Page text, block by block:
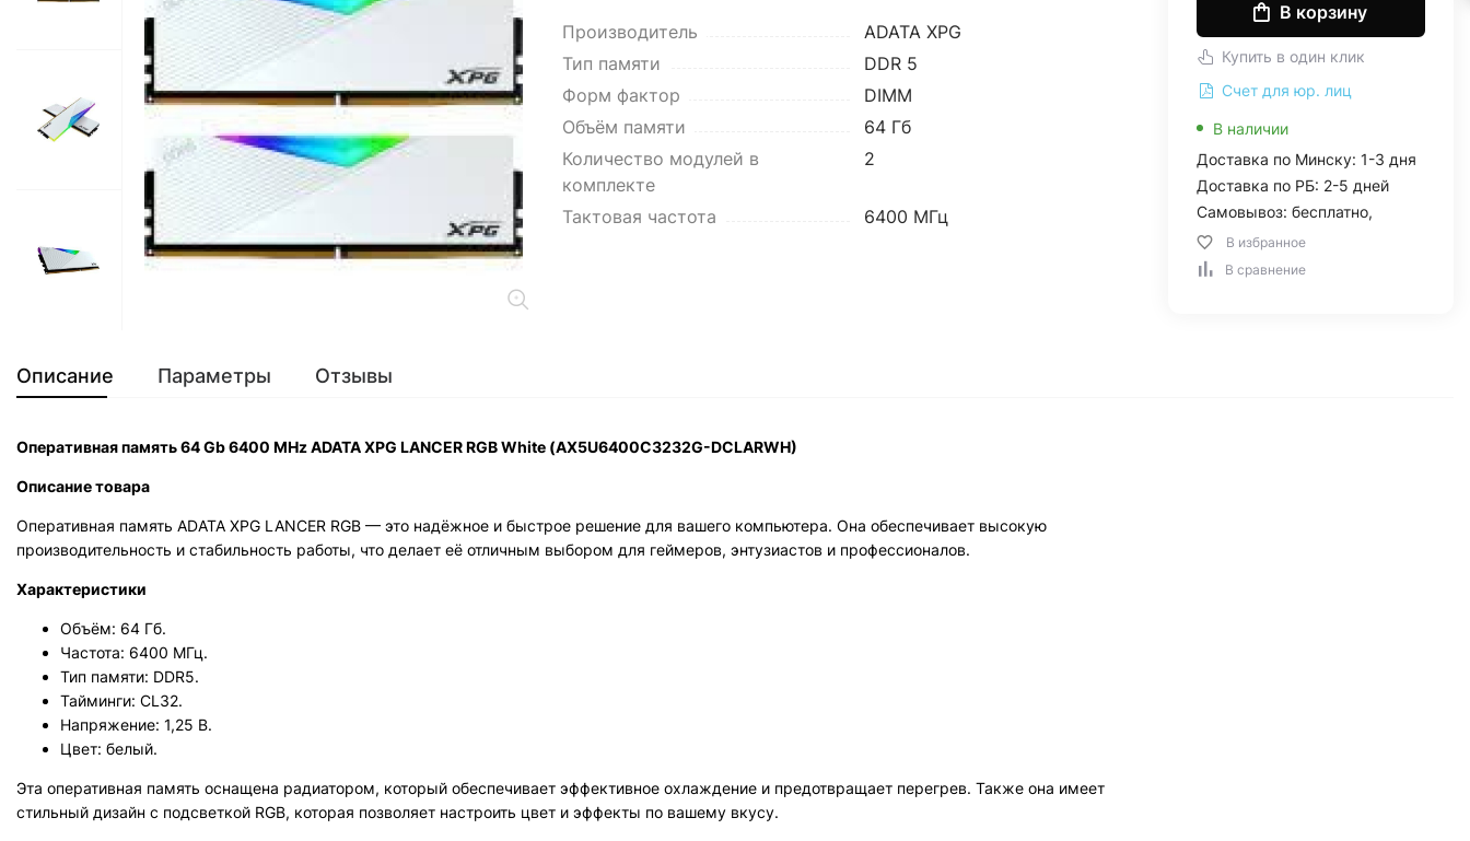
Производитель
ADATA XPG
Тип памяти
DDR 5
Форм фактор
DIMM
Объём памяти
64 Гб
Количество модулей в
комплекте
2
Тактовая частота 6400 МГц
В корзину
Купить в один клик
Счет для юр. лиц
В наличии
Доставка по Минску: 1-3 дня
Доставка по РБ: 2-5 дней
Самовывоз: бесплатно,
В избранное
В сравнение
Описание Параметры Отзывы
Оперативная память 64 Gb 6400 MHz ADATA XPG LANCER RGB White (AX5U6400C3232G-DCLARWH)
Описание товара
Оперативная память ADATA XPG LANCER RGB — это надёжное и быстрое решение для вашего компьютера. Она обеспечивает высокую
производительность и стабильность работы, что делает её отличным выбором для геймеров, энтузиастов и профессионалов.
Характеристики
Объём: 64 Гб.
Частота: 6400 МГц.
Тип памяти: DDR5.
Тайминги: CL32.
Напряжение: 1,25 В.
Цвет: белый.
Эта оперативная память оснащена радиатором, который обеспечивает эффективное охлаждение и предотвращает перегрев. Также она имеет
стильный дизайн с подсветкой RGB, которая позволяет настроить цвет и эффекты по вашему вкусу.